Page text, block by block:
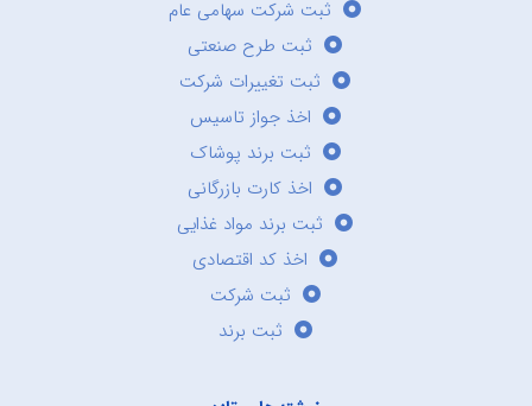
ثبت شرکت سهامی عام
ثبت طرح صنعتی
ثبت تغییرات شرکت
اخذ جواز تاسیس
ثبت برند پوشاک
اخذ کارت بازرگانی
ثبت برند مواد غذایی
اخذ کد اقتصادی
ثبت شرکت
ثبت برند